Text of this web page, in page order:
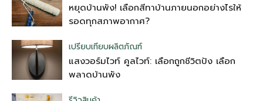
หยุดบ้านพัง! เลือกสีทาบ้านภายนอกอย่างไรให้
รอดทุกสภาพอากาศ?
เปรียบเทียบผลิตภัณฑ์
แสงวอร์มไวท์ คูลไวท์: เลือกถูกชีวิตปัง เลือก
พลาดบ้านพัง